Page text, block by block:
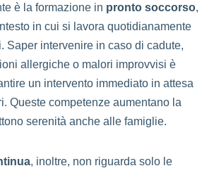
è la formazione in pronto soccorso,
in cui si lavora quotidianamente
Saper intervenire in caso di cadute,
allergiche o malori improvvisi è
un intervento immediato in attesa
Queste competenze aumentano la
serenità anche alle famiglie.
, inoltre, non riguarda solo le